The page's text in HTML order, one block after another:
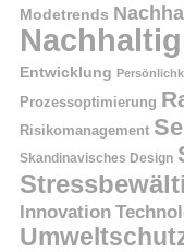
Modetrends
Entwicklung
Prozessoptimierung
Risikomanagement
Skandinavisches Design
Innovation